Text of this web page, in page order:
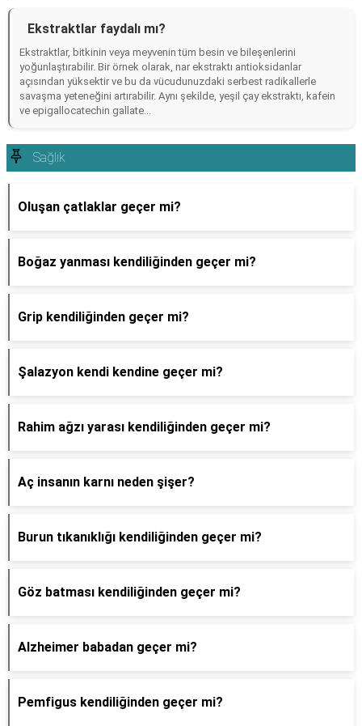
Ekstraktlar faydalı mı?
Ekstraktlar, bitkinin veya meyvenin tüm besin ve bileşenlerini
yoğunlaştırabilir. Bir örnek olarak, nar ekstraktı antioksidanlar
açısından yüksektir ve bu da vücudunuzdaki serbest radikallerle
savaşma yeteneğini artırabilir. Aynı şekilde, yeşil çay ekstraktı, kafein
ve epigallocatechin gallate...
Sağlık
Oluşan çatlaklar geçer mi?
Boğaz yanması kendiliğinden geçer mi?
Grip kendiliğinden geçer mi?
Şalazyon kendi kendine geçer mi?
Rahim ağzı yarası kendiliğinden geçer mi?
Aç insanın karnı neden şişer?
Burun tıkanıklığı kendiliğinden geçer mi?
Göz batması kendiliğinden geçer mi?
Alzheimer babadan geçer mi?
Pemfigus kendiliğinden geçer mi?